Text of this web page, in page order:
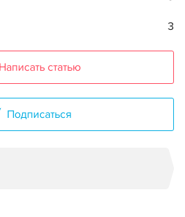
3
Написать статью
Подписаться